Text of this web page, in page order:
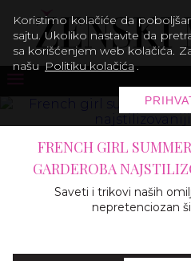
FRENCH GIRL
GARDEROBA
Saveti i trikovi naših
nepretenciozan
Koristimo kolačiće da
sajtu. Ukoliko nastavite da
sa korišćenjem web kolačića.
našu Politiku kolačića .